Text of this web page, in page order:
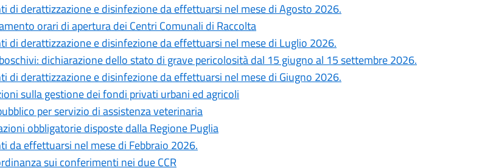
di derattizzazione e disinfezione da effettuarsi nel mese di Agosto 2026.
orari di apertura dei Centri Comunali di Raccolta
di derattizzazione e disinfezione da effettuarsi nel mese di Luglio 2026.
dichiarazione dello stato di grave pericolosità dal 15 giugno al 15 settembre 2026.
di derattizzazione e disinfezione da effettuarsi nel mese di Giugno 2026.
sulla gestione dei fondi privati urbani ed agricoli
per servizio di assistenza veterinaria
obbligatorie disposte dalla Regione Puglia
da effettuarsi nel mese di Febbraio 2026.
sui conferimenti nei due CCR